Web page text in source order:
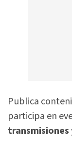
Publica
participa en
transmisiones